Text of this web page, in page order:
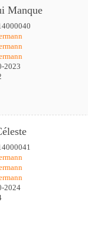
Manque
2023
2024